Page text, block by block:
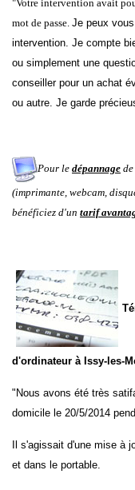
"Votre intervention avait
mot de passe. Je peux
intervention. Je compte
ou simplement une
conseiller pour un achat
ou autre. Je garde
Pour le dépannage
(imprimante, webcam,
bénéficiez d'un tarif
d'ordinateur à Issy-les-
"Nous avons été très
domicile le 20/5/2014
Il s'agissait d'une mise à
et dans le portable.